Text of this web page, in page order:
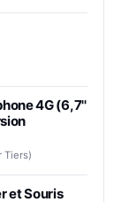
4G (6,7''
Tiers)
et Souris